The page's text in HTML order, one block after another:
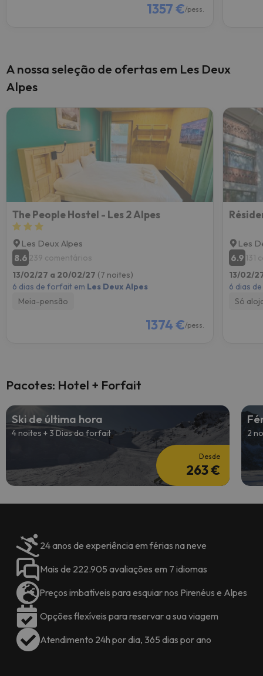
1357 €/pess.
A nossa seleção de ofertas em Les Deux
Alpes
The People Hostel - Les 2 Alpes
Les Deux Alpes
8.6 239 comentários
13/02/27 a 20/02/27 (7 noites)
6 dias de forfait em Les Deux Alpes
Meia-pensão
1374 €/pess.
Les
6.9 131
13/02/
6 dias
Só
Pacotes: Hotel + Forfait
Ski de última hora
4 noites + 3 Dias do forfait
Desde
263 €
2
24 anos de experiência em férias na neve
Mais de 222.905 avaliações em 7 idiomas
Preços imbatíveis para esquiar nos Pirenéus e Alpes
Opções flexíveis para reservar a sua viagem
Atendimento 24h por dia, 365 dias por ano